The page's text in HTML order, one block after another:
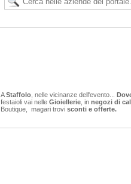
AStaffolo , nelle vicinanze dell'evento...
festaioli vai nelle Gioiellerie , in negozi di
Boutique, magari trovi sconti e offerte.